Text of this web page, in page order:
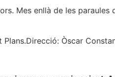
Mes enllà de les
Plans.Direcció: Òscar